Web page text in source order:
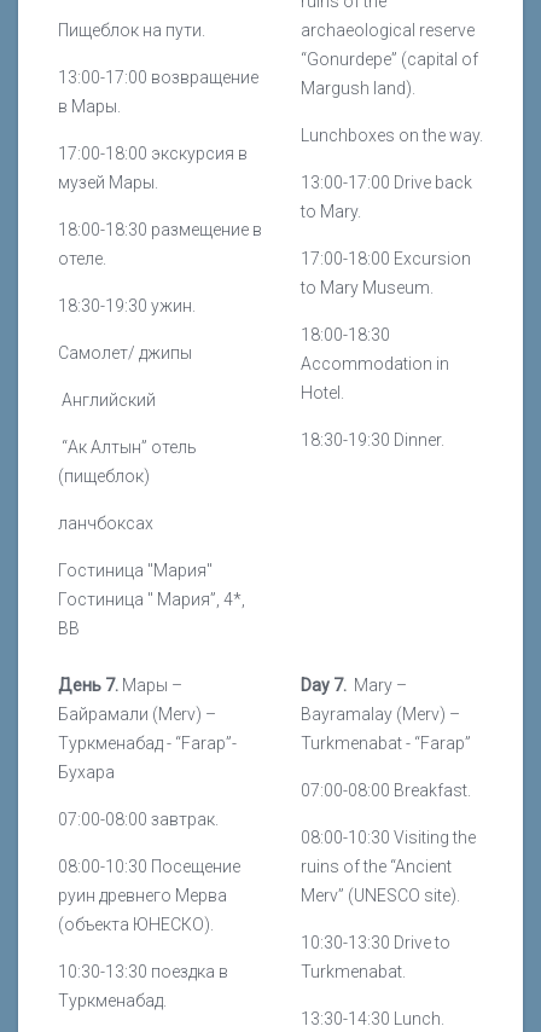
Пищеблок на пути.
13:00-17:00 возвращение
в Мары.
17:00-18:00 экскурсия в
музей Мары.
18:00-18:30 размещение в
отеле.
18:30-19:30 ужин.
Самолет/ джипы
Английский
“Ак Алтын” отель
(пищеблок)
ланчбоксах
Гостиница "Мария"
Гостиница " Мария”, 4*,
BB
archaeological reserve
“Gonurdepe” (capital of
Margush land).
Lunchboxes on the way.
13:00-17:00 Drive back
to Mary.
17:00-18:00 Excursion
to Mary Museum.
18:00-18:30
Accommodation in
Hotel.
18:30-19:30 Dinner.
День 7. Мары –
Байрамали (Merv) –
Туркменабад- “Farap”-
Бухара
07:00-08:00 завтрак.
08:00-10:30 Посещение
руин древнего Мерва
(объекта ЮНЕСКО).
10:30-13:30 поездка в
Туркменабад.
Day 7. Mary –
Bayramalay (Merv) –
Turkmenabat - “Farap”
07:00-08:00 Breakfast.
08:00-10:30 Visiting the
ruins of the “Ancient
Merv” (UNESCO site).
10:30-13:30 Drive to
Turkmenabat.
13:30-14:30 Lunch.